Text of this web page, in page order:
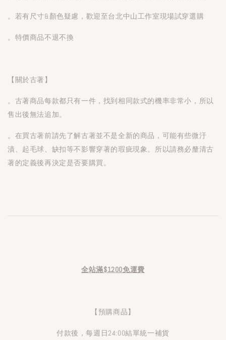
。若有尺寸&顏色疑慮，歡迎至台北中山工作室現場試穿選購
。特價商品不退不換
【關於古著】
。古著商品每款都只有一件，找到相同款式的機率非常小，所以
售出後無法追加。
。在買古著前請先了解古著並不是全新的商品，可能有些微汙
漬、起毛球、缺扣等不影響穿著的瑕疵現象。所以請務必釐清古
著的定義後再決定是否要購買。
全站滿$1200免運費
【預購商品】
付款後，每週日24:00結單統一補貨